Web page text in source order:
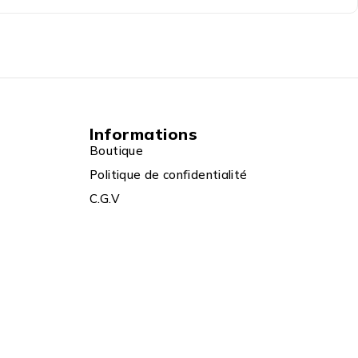
Informations
Boutique
Politique de confidentialité
C.G.V